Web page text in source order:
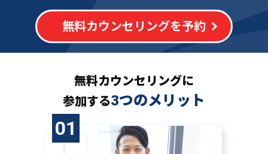
無料カウンセリングを予約
無料カウンセリングに
参加する3つのメリット
01